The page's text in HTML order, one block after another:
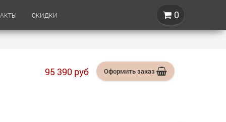
СКИДКИ 0
Оформитьзаказ
95 390 руб